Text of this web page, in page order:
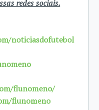
redes sociais.
noticiasdofutebol
flunomeno/
flunomeno